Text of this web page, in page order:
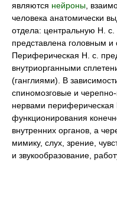
являются нейроны ,
человека анатомически
отдела: центральную Н. с.
представлена головным
Периферическая Н. с.
внутриорганными
(ганглиями). В
спиномозговые и
нервами периферическая
функционирования
внутренних органов, а
мимику, слух, зрение,
и звукообразование,